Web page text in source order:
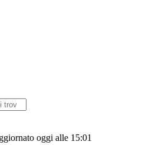
oggi alle 15:01